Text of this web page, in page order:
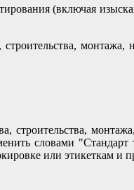
(включая
строительства,
словами
или этикеткам и